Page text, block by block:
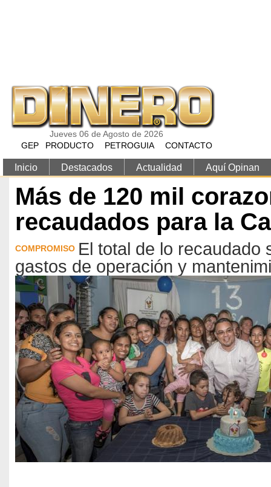
Jueves 06 de Agosto de 2026
GEP
PRODUCTO PETROGUIA CONTACTO
Inicio Destacados Actualidad Aquí Opinan
Más de 120 mil
recaudados para la
COMPROMISO El total de lo recaudado
gastos de operación y